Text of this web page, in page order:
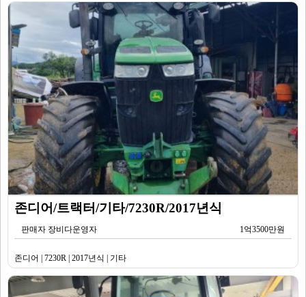
존디어/트랙터/기타/7230R/2017년식
판매자 장비다운영자 1억3500만원
존디어 | 7230R | 2017년식 | 기타